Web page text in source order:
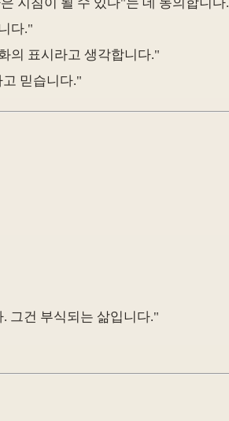
다."
의 표시라고 생각합니다."
믿습니다."
그건 부식되는 삶입니다."